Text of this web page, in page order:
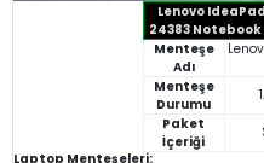
Lenovo
24383
Menteşe
Adı
Menteşe
Durumu
Paket
İçeriği
Laptop Menteşeleri: